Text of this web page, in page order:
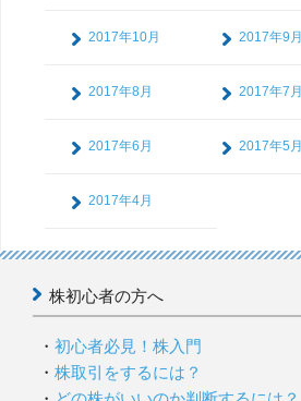
2017年10月 2017年9月
2017年8月 2017年7月
2017年6月 2017年5月
2017年4月
株初心者の方へ
初心者必見！株入門
株取引をするには？